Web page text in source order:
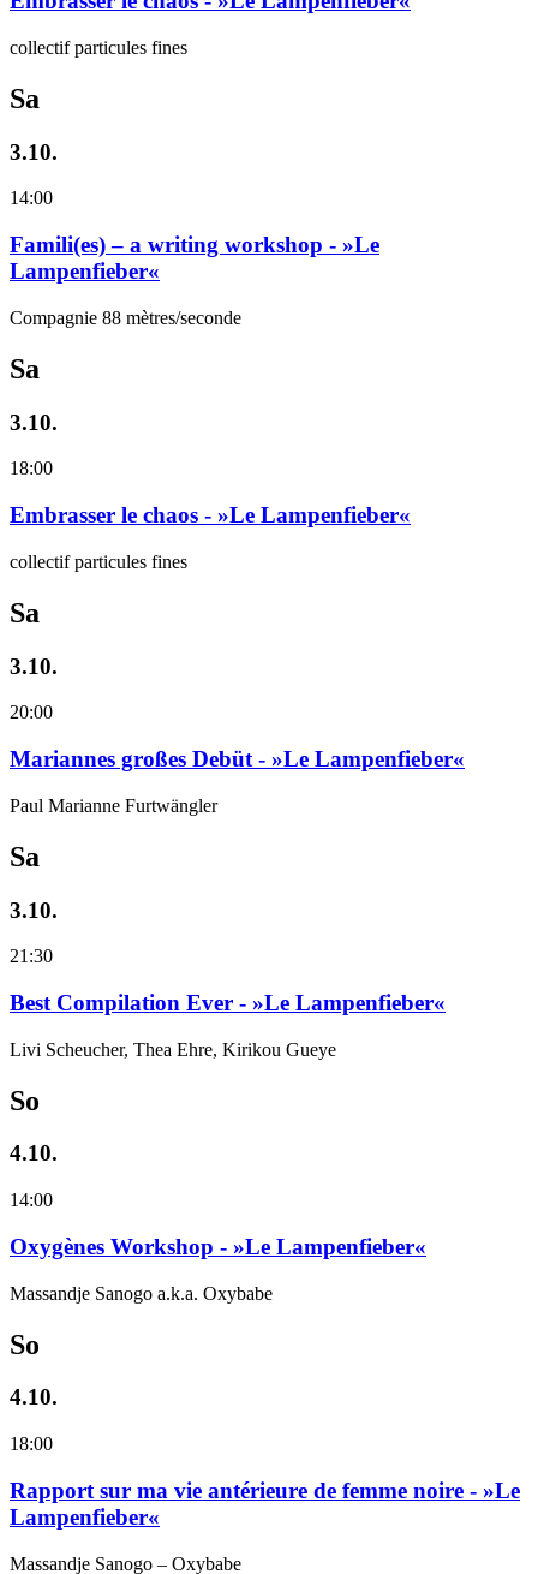
collectif particules fines
Sa
3.10.
14:00
Famili(es) – a writing workshop - »Le
Lampenfieber«
Compagnie 88 mètres/seconde
Sa
3.10.
18:00
Embrasser le chaos - »Le Lampenfieber«
collectif particules fines
Sa
3.10.
20:00
Mariannes großes Debüt - »Le Lampenfieber«
Paul Marianne Furtwängler
Sa
3.10.
21:30
Best Compilation Ever - »Le Lampenfieber«
Livi Scheucher, Thea Ehre, Kirikou Gueye
So
4.10.
14:00
Oxygènes Workshop - »Le Lampenfieber«
Massandje Sanogo a.k.a. Oxybabe
So
4.10.
18:00
Rapport sur ma vie antérieure de femme noire - »Le
Lampenfieber«
Massandje Sanogo – Oxybabe